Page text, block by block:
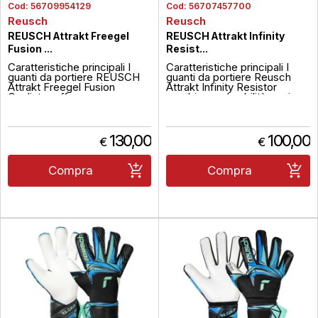
Cod: 56709954129
Reusch
REUSCH Attrakt Freegel
Fusion ...
Caratteristiche principali I
guanti da portiere REUSCH
Attrakt Freegel Fusion
Goaliator offrono una
progettati per garantire presa
e comfort in tutte le
condizioni meteo. Dotati di
tecnologia Freegel nel dorso
che assicura flessibilità e l...
€ 130,00
Compra
Cod: 56707457700
Reusch
REUSCH Attrakt Infinity
Resist...
Caratteristiche principali I
guanti da portiere Reusch
Attrakt Infinity Resistor
combinano durabilità e grip
Evolution Cut con cuciture
esterne per maggiore
sensibilità e controllo. Lattice
Grip Infinity: eccell...
€ 100,00
Compra